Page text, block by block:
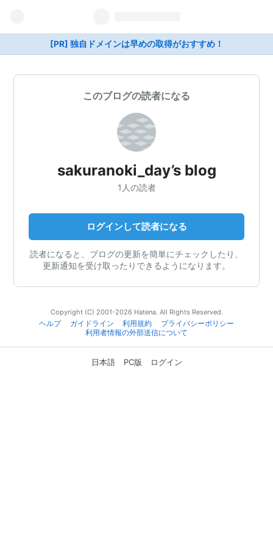
[PR] 独自ドメインは早めの取得がおすすめ！
このブログの読者になる
sakuranoki_day’s blog
1人の読者
ログインして読者になる
読者になると、ブログの更新を簡単にチェックしたり、
更新通知を受け取ったりできるようになります。
Copyright (C) 2001-2026 Hatena. All Rights Reserved.
ヘルプ
ガイドライン 利用規約
プライバシーポリシー
利用者情報の外部送信について
日本語 PC版 ログイン